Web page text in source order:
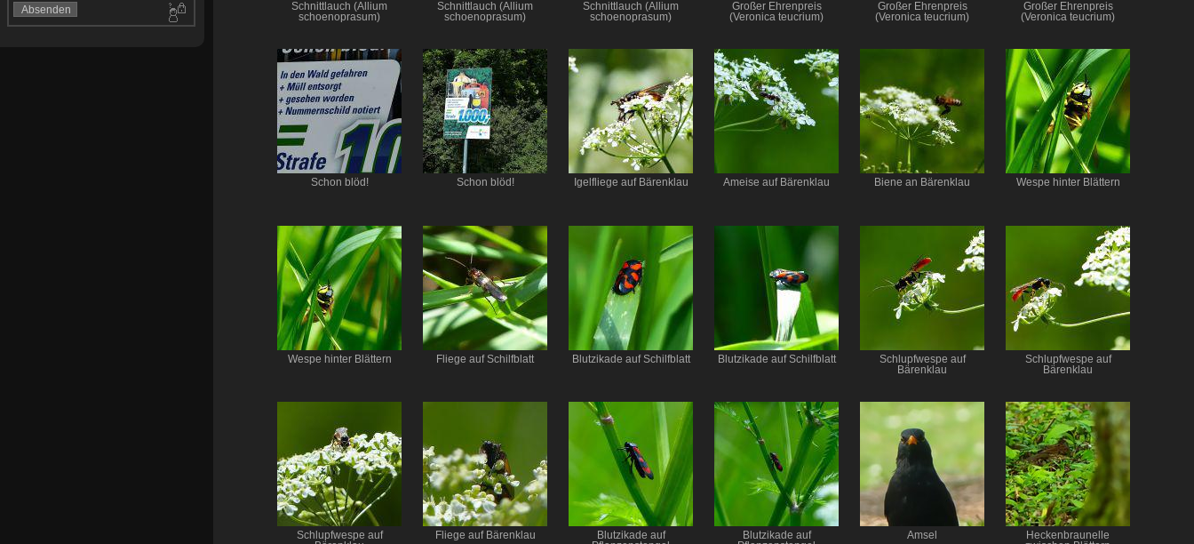
Schnittlauch (Allium
schoenoprasum)
Schnittlauch (Allium
schoenoprasum)
Schnittlauch (Allium
schoenoprasum)
Großer Ehrenpreis
(Veronica teucrium)
Großer Ehrenpreis
(Veronica teucrium)
Großer Ehrenpreis
(Veronica teucrium)
Schon blöd! Schon blöd! Igelfliege auf Bärenklau Ameise auf Bärenklau Biene an Bärenklau Wespe hinter Blättern
Wespe hinter Blättern Fliege auf Schilfblatt Blutzikade auf Schilfblatt Blutzikade auf Schilfblatt
Schlupfwespe auf
Bärenklau
Schlupfwespe auf
Bärenklau
Schlupfwespe auf
Fliege auf Bärenklau
Blutzikade auf
Blutzikade auf
Amsel
Heckenbraunelle